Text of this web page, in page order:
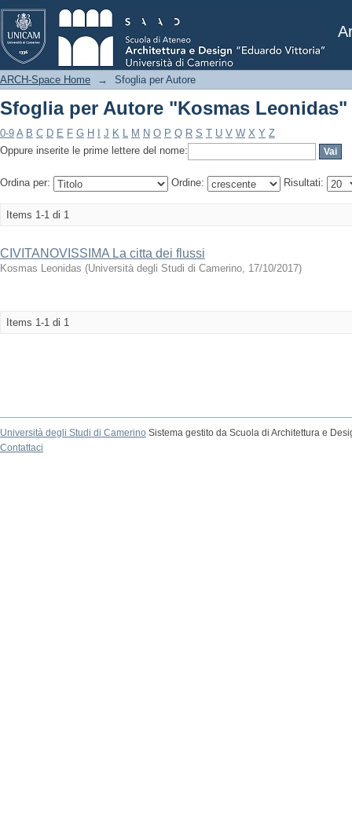
Sfoglia per Autore "Kosmas Leonidas"
ARCH-Space Home → Sfoglia per Autore
Sfoglia per Autore "Kosmas Leonidas"
0-9 A B C D E F G H J K L M N O P Q R S T U V W X Y Z
Oppure inserite le prime lettere del nome:
Ordina per: Ordine: Risultati:
Items 1-1 di 1
CIVITANOVISSIMA La citta dei flussi
Kosmas Leonidas (Università degli Studi di Camerino, 17/10/2017)
Items 1-1 di 1
Università degli Studi di Camerino Sistema gestito da Scuola di Architettura e
Contattaci